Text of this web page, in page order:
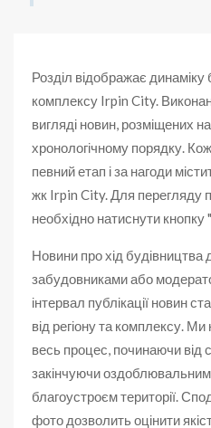
Розділ відображає
комплексу Irpin City.
вигляді новин, розміщених на
хронологічному порядку.
певний етап і за нагоди
жк Irpin City. Для перегляду
необхідно натиснути кнопку
Новини про хід
забудовниками або
інтервал публікації новин
від регіону та комплексу.
весь процес, починаючи
закінчуючи
благоустроєм території.
фото дозволить оцінити